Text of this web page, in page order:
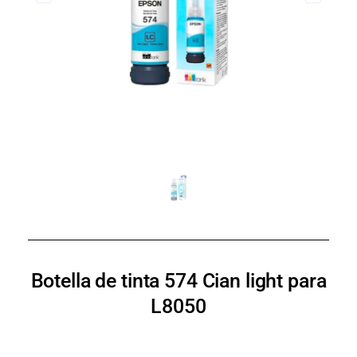
Botella de tinta 574 Cian light para
L8050